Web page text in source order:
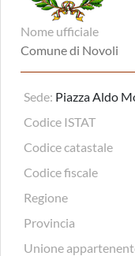
Nome ufficiale
Comune di Novoli
Sede: Piazza Aldo
Codice ISTAT
Codice catastale
Codice fiscale
Regione
Provincia
Unione